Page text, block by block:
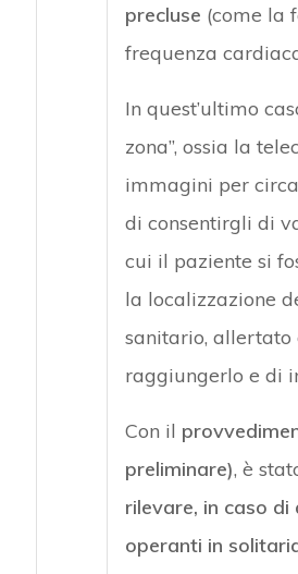
precluse (come la
frequenza
In quest’ultimo
zona”, ossia la
immagini per
di consentirgli di
cui il paziente si
la localizzazione
sanitario, allertato
raggiungerlo e di
Con il
preliminare), è
rilevare, in caso
operanti in